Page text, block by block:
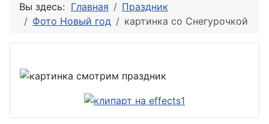
Вы здесь: Главная
Праздник
Фото Новый год
картинка со Снегурочкой